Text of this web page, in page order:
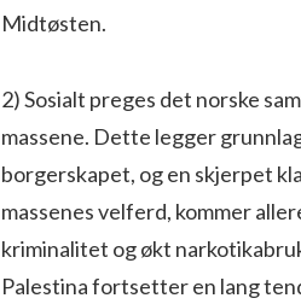
Midtøsten.
2) Sosialt preges det norske
massene. Dette legger
borgerskapet, og en skjerpet
massenes velferd, kommer
kriminalitet og økt
Palestina fortsetter en lang